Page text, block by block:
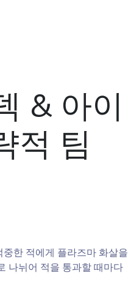
& 아이
적 팀
한 적에게 플라즈마 화살을
나뉘어 적을 통과할 때마다